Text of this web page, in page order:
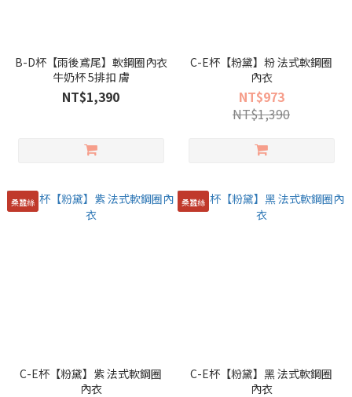
B-D杯【雨後鳶尾】軟鋼圈內衣
牛奶杯 5排扣 膚
NT$1,390
C-E杯【粉黛】粉 法式軟鋼圈
內衣
NT$973
NT$1,390
桑蠶絲
C-E杯【粉黛】紫 法式軟鋼圈
內衣
桑蠶絲
C-E杯【粉黛】黑 法式軟鋼圈
內衣